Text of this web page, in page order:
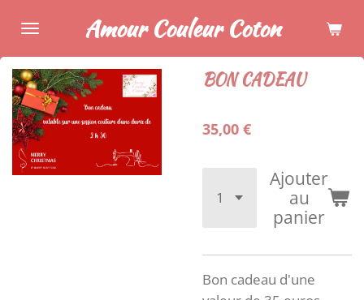
au
contenu
principal
Amour Couleur Coton
BON CADEAU
35,00 €
Ajouter
au
panier
Bon cadeau d'une